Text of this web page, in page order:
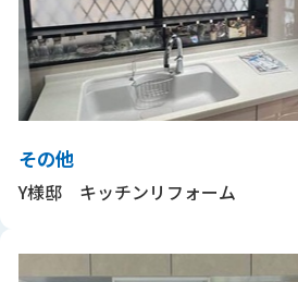
その他
Y様邸 キッチンリフォーム